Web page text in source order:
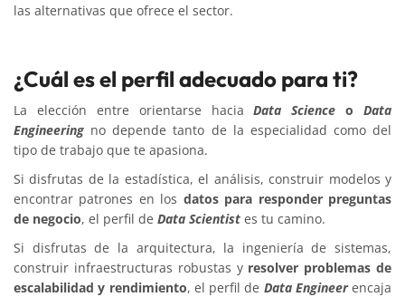
las alternativas que ofrece el sector.
¿Cuál es el perfil adecuado para ti?
La elección entre orientarse haciaData Science o Data
Engineering no depende tanto de la especialidad como del
tipo de trabajo que te apasiona.
Si disfrutas de la estadística, el análisis, construir modelos y
encontrar patrones en los datos para responder preguntas
de negocio, el perfil de Data Scientist es tu camino.
Si disfrutas de la arquitectura, la ingeniería de sistemas,
construir infraestructuras robustas y resolver problemas de
escalabilidad y rendimiento, el perfil de Data Engineerencaja